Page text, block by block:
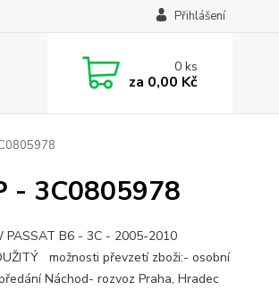
Přihlášení
0ks
za 0,00 Kč
- 3C0805978
PASSAT B6 - 3C - 2005-2010
možnosti převzetí zboži:- osobní
Náchod- rozvoz Praha, Hradec